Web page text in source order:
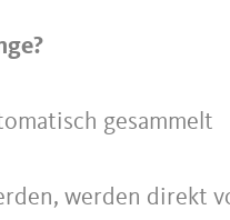
gesammelt
werden direkt